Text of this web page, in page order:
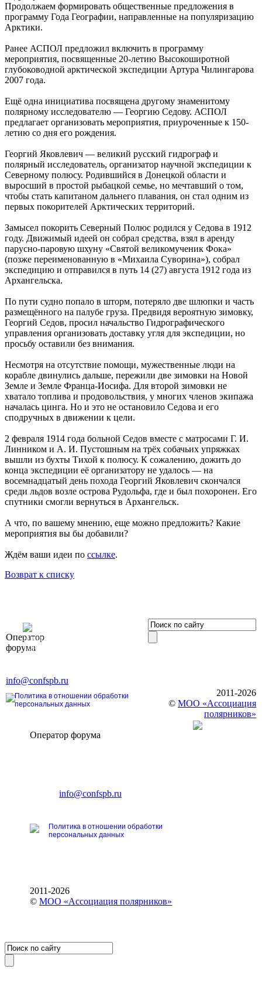
Продолжаем формировать общественные предложения в
программу Года Географии, направленные на популяризацию
Арктики.
Ранее АСПОЛ предложил включить в программу
мероприятия, посвященные 20-летию Высокоширотной
глубоководной арктической экспедиции Артура Чилингарова
2007 года.
Ещё одна инициатива посвящена другому знаменитому
полярному исследователю — Георгию Седову. АСПОЛ
предлагает организовать мероприятия, приуроченные к 150-
летию со дня его рождения.
Георгий Яковлевич — великий русский гидрограф и
полярный исследователь, организатор научной экспедиции к
Северному полюсу. Родившийся в Донецкой области и
выросший в простой рыбацкой семье, но мечтавший о том,
чтобы стать капитаном дальнего плавания, он стал одним из
первых покорителей Арктических территорий.
Замысел покорить Северный Полюс родился у Седова в 1912
году. Движимый идеей он собрал средства, взял в аренду
парусно-паровую шхуну «Святой великомученик Фока»
(позже переименованную в «Михаила Суворина»), собрал
экспедицию и отправился в путь 14 (27) августа 1912 года из
Архангельска.
По пути судно попало в шторм, потеряло две шлюпки и часть
размещённого на палубе груза. Предвидя вероятную зимовку,
Георгий Седов, просил начальство Гидрографического
управления организовать доставку угля для экспедиции, но
просьбу оставили без внимания.
Несмотря на отсутствие помощи, мужественные люди на
корабле двинулись дальше, пережили две зимовки на Новой
Земле и Земле Франца-Иосифа. Для второй зимовки не
хватало топлива и продовольствия, у многих членов экипажа
началась цинга. Но и это не остановило Седова и его
сподручных в движении к цели.
2 февраля 1914 года больной Седов вместе с матросами Г. И.
Линником и А. И. Пустошным на трёх собачьих упряжках
вышли из бухты Тихой к полюсу. К сожалению, дожить до
конца экспедиции её организатору не удалось — на
восемнадцатый день похода Георгий Яковлевич скончался
среди льдов возле острова Рудольфа, где и был похоронен. Его
спутники смогли вернуться в Архангельск.
А что, по вашему мнению, еще можно предложить? Какие
мероприятия вы бы добавили?
Ждём ваши идеи по ссылке.
Возврат к списку
Оператор
форума
Элит»
196191, г. Санкт-Петербург,
info@confspb.ru
Политика в отношении обработки
персональных данных
2011-2026
© МОО «Ассоциация
полярников»
Оператор форума
E-mail:info@confspb.ru
Политика в отношении обработки
персональных данных
2011-2026
©МОО «Ассоциация полярников»